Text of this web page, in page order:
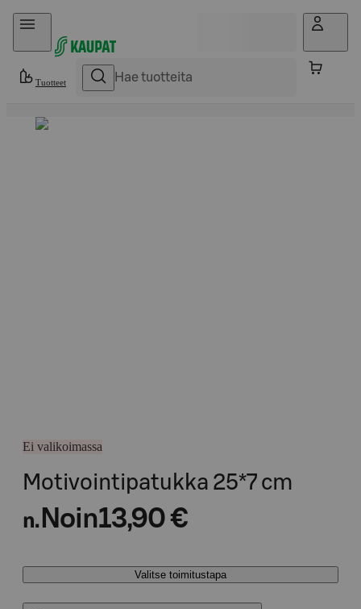
Hyppää sisältöön
Tuotteet
Ei valikoimassa
Motivointipatukka 25*7 cm
n. Noin13,90 €
Valitse toimitustapa